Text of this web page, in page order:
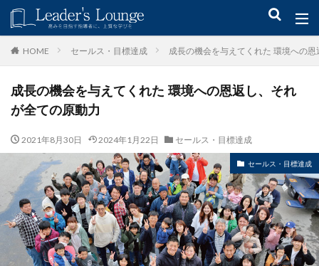
HOME セールス・目標達成 成長の機会を与えてくれた 環境への
成長の機会を与えてくれた 環境への恩返し、それ
が全ての原動力
2021年8月30日 2024年1月22日 セールス・目標達成
セールス・目標達成
キーワード
青木仁志 モチベーションアップ 後継者育成 事業承継
カテゴリー
タグ
組織力 目標設定 社会貢献
事業戦略
人材育成
自己管理 夢 日本青年会議所